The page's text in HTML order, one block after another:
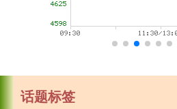
话题标签